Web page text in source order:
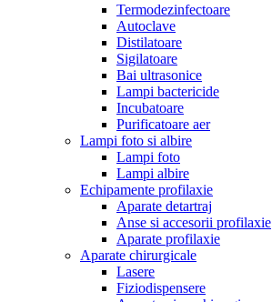
Termodezinfectoare
Autoclave
Distilatoare
Sigilatoare
Bai ultrasonice
Lampi bactericide
Incubatoare
Purificatoare aer
Lampi foto si albire
Lampi foto
Lampi albire
Echipamente profilaxie
Aparate detartraj
Anse si accesorii profilaxie
Aparate profilaxie
Aparate chirurgicale
Lasere
Fiziodispensere